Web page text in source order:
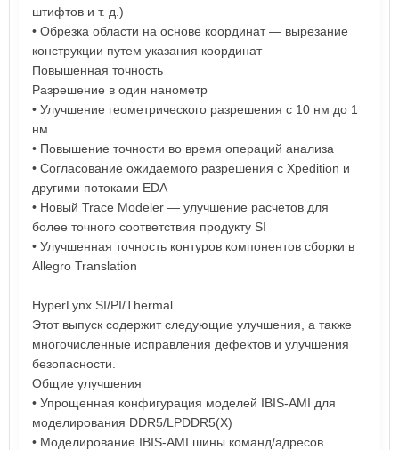
штифтов и т. д.)
• Обрезка области на основе координат — вырезание
конструкции путем указания координат
Повышенная точность
Разрешение в один нанометр
• Улучшение геометрического разрешения с 10 нм до 1
нм
• Повышение точности во время операций анализа
• Согласование ожидаемого разрешения с Xpedition и
другими потоками EDA
• Новый Trace Modeler — улучшение расчетов для
более точного соответствия продукту SI
• Улучшенная точность контуров компонентов сборки в
Allegro Translation
HyperLynx SI/PI/Thermal
Этот выпуск содержит следующие улучшения, а также
многочисленные исправления дефектов и улучшения
безопасности.
Общие улучшения
• Упрощенная конфигурация моделей IBIS-AMI для
моделирования DDR5/LPDDR5(X)
• Моделирование IBIS-AMI шины команд/адресов